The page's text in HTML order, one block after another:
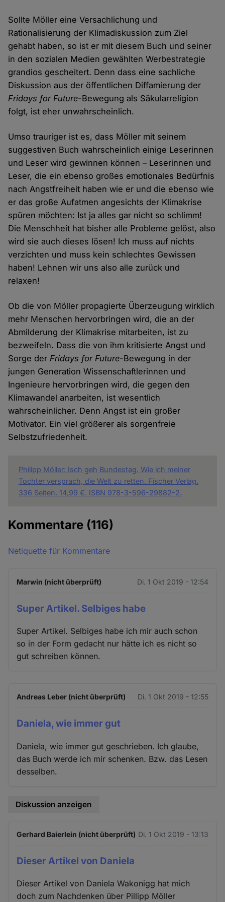
Sollte Möller eine Versachlichung und
Rationalisierung der Klimadiskussion zum Ziel
gehabt haben, so ist er mit diesem Buch und seiner
in den sozialen Medien gewählten Werbestrategie
grandios gescheitert. Denn dass eine sachliche
Diskussion aus der öffentlichen Diffamierung der
Fridays for Future-Bewegung als Säkularreligion
folgt, ist eher unwahrscheinlich.
Umso trauriger ist es, dass Möller mit seinem
suggestiven Buch wahrscheinlich einige Leserinnen
und Leser wird gewinnen können – Leserinnen und
Leser, die ein ebenso großes emotionales Bedürfnis
nach Angstfreiheit haben wie er und die ebenso wie
er das große Aufatmen angesichts der Klimakrise
spüren möchten: Ist ja alles gar nicht so schlimm!
Die Menschheit hat bisher alle Probleme gelöst, also
wird sie auch dieses lösen! Ich muss auf nichts
verzichten und muss kein schlechtes Gewissen
haben! Lehnen wir uns also alle zurück und
relaxen!
Ob die von Möller propagierte Überzeugung wirklich
mehr Menschen hervorbringen wird, die an der
Abmilderung der Klimakrise mitarbeiten, ist zu
bezweifeln. Dass die von ihm kritisierte Angst und
Sorge der Fridays for Future-Bewegung in der
jungen Generation Wissenschaftlerinnen und
Ingenieure hervorbringen wird, die gegen den
Klimawandel anarbeiten, ist wesentlich
wahrscheinlicher. Denn Angst ist ein großer
Motivator. Ein viel größerer als sorgenfreie
Selbstzufriedenheit.
Philipp Möller: Isch geh Bundestag. Wie ich meiner
Tochter versprach, die Welt zu retten. Fischer Verlag.
336 Seiten. 14,99 €. ISBN 978-3-596-29882-2.
Kommentare (116)
Netiquette für Kommentare
Marwin (nicht überprüft) Di. 1 Okt 2019 - 12:54
Super Artikel. Selbiges habe
Super Artikel. Selbiges habe ich mir auch schon
so in der Form gedacht nur hätte ich es nicht so
gut schreiben können.
Andreas Leber (nicht überprüft) Di. 1 Okt 2019 - 12:55
Daniela, wie immer gut
Daniela, wie immer gut geschrieben. Ich glaube,
das Buch werde ich mir schenken. Bzw. das Lesen
desselben.
Diskussion anzeigen
Gerhard Baierlein (nicht überprüft) Di. 1 Okt 2019 - 13:13
Dieser Artikel von Daniela
Dieser Artikel von Daniela Wakonigg hat mich
doch zum Nachdenken über Pillipp Möller